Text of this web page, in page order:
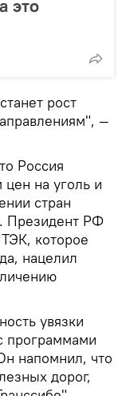
это
рост
—
Россия
цен на уголь и
стран
Президент РФ
которое
нацелил
увязки
программами
напомнил, что
дорог,